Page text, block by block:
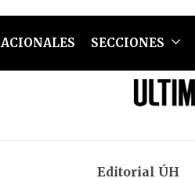
SECCIONES
Editorial ÚH